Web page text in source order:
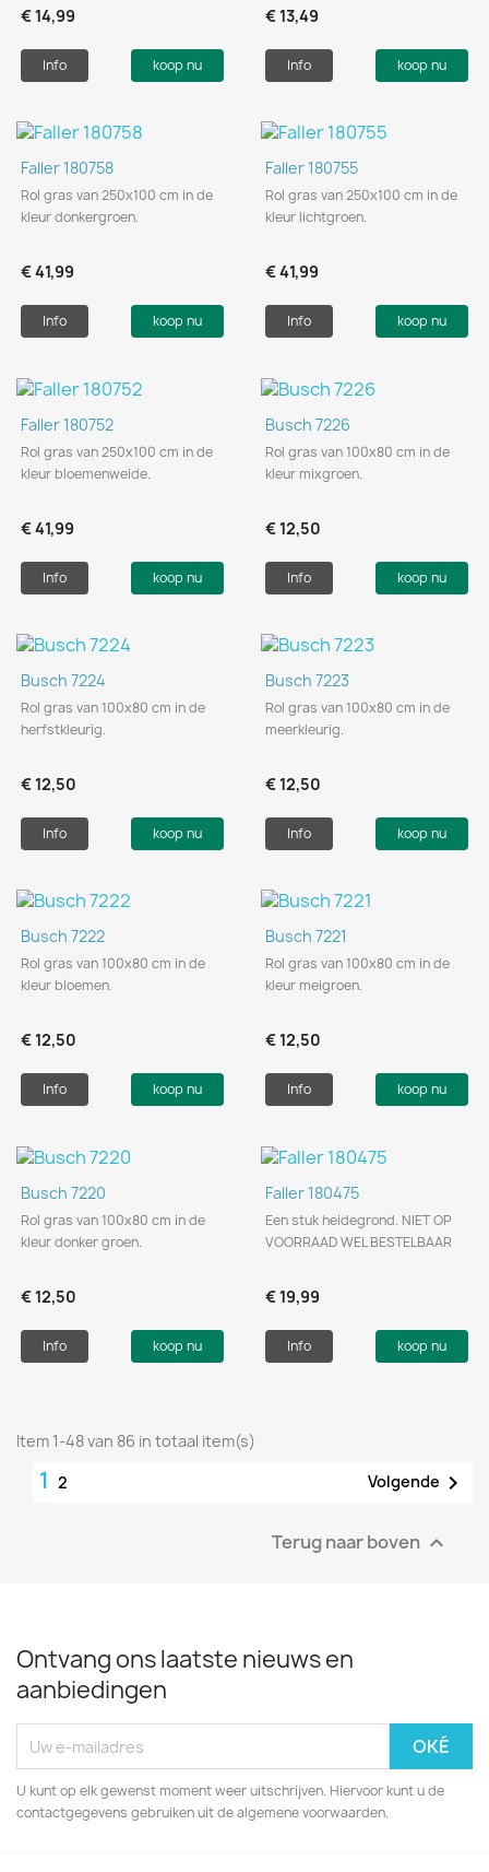
€ 14,99
Info koop nu
€ 13,49
Info koop nu
Faller 180758
Rol gras van 250x100 cm in de
kleur donkergroen.
€ 41,99
Info koop nu
Faller 180755
Rol gras van 250x100 cm in de
kleur lichtgroen.
€ 41,99
Info koop nu
Faller 180752
Rol gras van 250x100 cm in de
kleur bloemenweide.
€ 41,99
Info koop nu
Busch 7226
Rol gras van 100x80 cm in de
kleur mixgroen.
€ 12,50
Info koop nu
Busch 7224
Rol gras van 100x80 cm in de
herfstkleurig.
€ 12,50
Info koop nu
Busch 7223
Rol gras van 100x80 cm in de
meerkleurig.
€ 12,50
Info koop nu
Busch 7222
Rol gras van 100x80 cm in de
kleur bloemen.
€ 12,50
Info koop nu
Busch 7221
Rol gras van 100x80 cm in de
kleur meigroen.
€ 12,50
Info koop nu
Busch 7220
Rol gras van 100x80 cm in de
kleur donker groen.
€ 12,50
Info koop nu
Faller 180475
Een stuk heidegrond. NIET OP
VOORRAAD WEL BESTELBAAR
€ 19,99
Info koop nu
Item 1-48 van 86 in totaal item(s)
1 2 Volgende 
Terug naar boven 
Ontvang ons laatste nieuws en
aanbiedingen
U kunt op elk gewenst moment weer uitschrijven. Hiervoor kunt u de
contactgegevens gebruiken uit de algemene voorwaarden.